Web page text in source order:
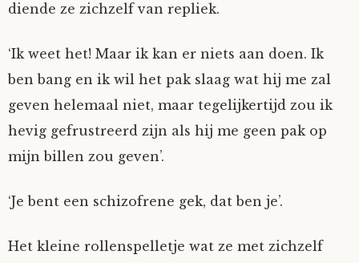
diende ze zichzelf van repliek.
‘Ik weet het! Maar ik kan er niets aan doen. Ik
ben bang en ik wil het pak slaag wat hij me zal
geven helemaal niet, maar tegelijkertijd zou ik
hevig gefrustreerd zijn als hij me geen pak op
mijn billen zou geven’.
‘Je bent een schizofrene gek, dat ben je’.
Het kleine rollenspelletje wat ze met zichzelf